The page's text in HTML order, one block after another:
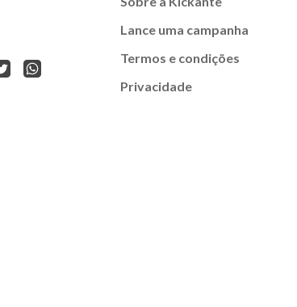
Lance uma campanha
Termos e condições
Privacidade